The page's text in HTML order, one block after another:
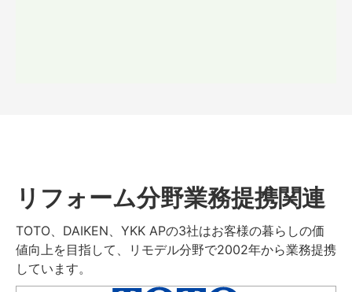
リフォーム分野業務提携関連
TOTO、DAIKEN、YKK APの3社はお客様の暮らしの価
値向上を目指して、リモデル分野で2002年から業務提携
しています。